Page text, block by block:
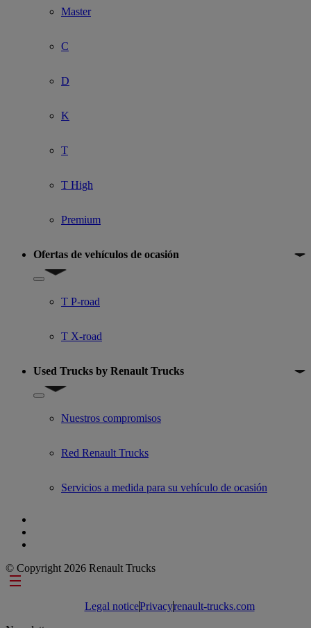
Master
C
D
K
T
T High
Premium
Ofertas de vehículos de ocasión
Show submenu for Ofertas de vehículos de ocasión
T P-road
T X-road
Used Trucks by Renault Trucks
Show submenu for Used Trucks by Renault Trucks
Nuestros compromisos
Red Renault Trucks
Servicios a medida para su vehículo de ocasión
© Copyright 2026 Renault Trucks
Footer links
Legal noticePrivacyrenault-trucks.com